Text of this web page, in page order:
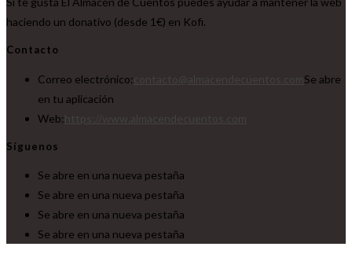
haciendo un donativo (desde 1€) en Kofi.
Contacto
Correo electrónico:
Se abre
en tu aplicación
Web:
Síguenos
Se abre en una nueva pestaña
Se abre en una nueva pestaña
Se abre en una nueva pestaña
Se abre en una nueva pestaña